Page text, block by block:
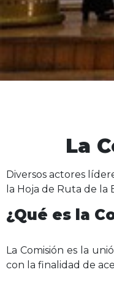
La
Diversos actores
la Hoja de Ruta de
¿Qué es la
La Comisión es la
con la finalidad de